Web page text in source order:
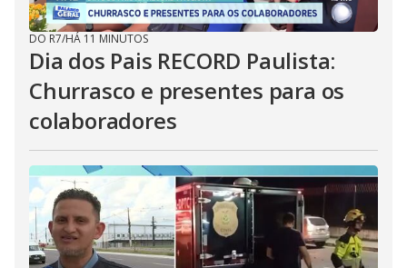
DO R7/HÁ 11 MINUTOS
Dia dos Pais RECORD Paulista:
Churrasco e presentes para os
colaboradores